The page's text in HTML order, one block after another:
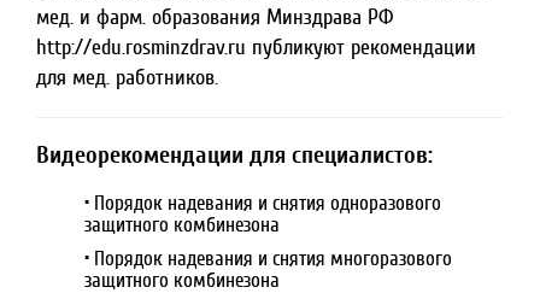
мед. и фарм. образования Минздрава РФ
http://edu.rosminzdrav.ru публикуют рекомендации
для мед. работников.
Видеорекомендации для специалистов:
• Порядок надевания и снятия одноразового
защитного комбинезона
• Порядок надевания и снятия многоразового
защитного комбинезона